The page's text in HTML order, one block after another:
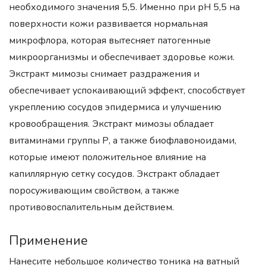
необходимого значения 5,5. Именно при рН 5,5 на
поверхности кожи развивается нормальная
микрофлора, которая вытесняет патогенные
микроорганизмы и обеспечивает здоровье кожи.
Экстракт мимозы снимает раздражения и
обеспечивает успокаивающий эффект, способствует
укреплению сосудов эпидермиса и улучшению
кровообращения. Экстракт мимозы обладает
витаминами группы Р, а также биофлавоноидами,
которые имеют положительное влияние на
капиллярную сетку сосудов. Экстракт обладает
поросуживающим свойством, а также
противовоспалительным действием.
Применение
Нанесите небольшое количество тоника на ватный